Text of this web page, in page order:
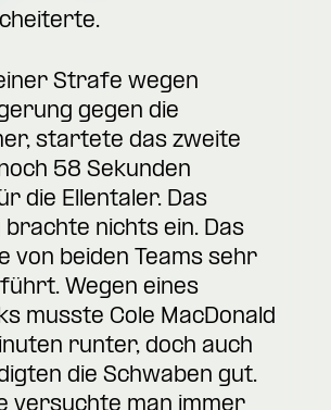
Strafe wegen
gegen die
startete das zweite
58 Sekunden
die Ellentaler. Das
nichts ein. Das
von beiden Teams sehr
Wegen eines
musste Cole MacDonald
runter, doch auch
die Schwaben gut.